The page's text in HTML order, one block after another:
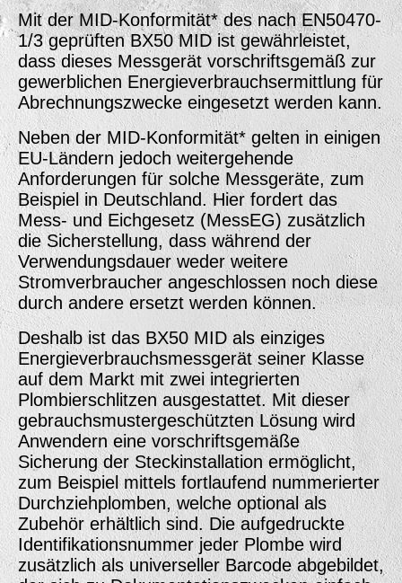
Mit der MID-Konformität* des nach EN50470-
1/3 geprüften BX50 MID ist gewährleistet,
dass dieses Messgerät vorschriftsgemäß zur
gewerblichen Energieverbrauchsermittlung für
Abrechnungszwecke eingesetzt werden kann.
Neben der MID-Konformität* gelten in einigen
EU-Ländern jedoch weitergehende
Anforderungen für solche Messgeräte, zum
Beispiel in Deutschland. Hier fordert das
Mess- und Eichgesetz (MessEG) zusätzlich
die Sicherstellung, dass während der
Verwendungsdauer weder weitere
Stromverbraucher angeschlossen noch diese
durch andere ersetzt werden können.
Deshalb ist das BX50 MID als einziges
Energieverbrauchsmessgerät seiner Klasse
auf dem Markt mit zwei integrierten
Plombierschlitzen ausgestattet. Mit dieser
gebrauchsmustergeschützten Lösung wird
Anwendern eine vorschrifts­gemäße
Sicherung der Steckinstallation ermöglicht,
zum Beispiel mittels fortlaufend nummerierter
Durchzieh­plomben, welche optional als
Zubehör erhältlich sind. Die aufgedruckte
Identifikations­nummer jeder Plombe wird
zusätzlich als universeller Barcode abgebildet,